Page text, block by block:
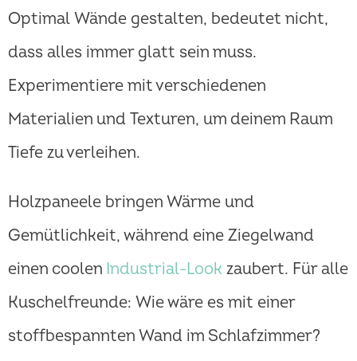
Optimal Wände gestalten, bedeutet nicht,
dass alles immer glatt sein muss.
Experimentiere mit verschiedenen
Materialien und Texturen, um deinem Raum
Tiefe zu verleihen.
Holzpaneele bringen Wärme und
Gemütlichkeit, während eine Ziegelwand
einen coolen Industrial-Look zaubert. Für alle
Kuschelfreunde: Wie wäre es mit einer
stoffbespannten Wand im Schlafzimmer?